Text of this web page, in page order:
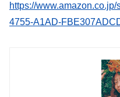
https://
4755-A1AD-